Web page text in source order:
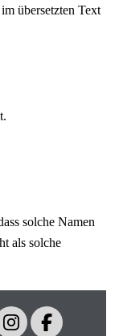
übersetzten Text
solche Namen
als solche